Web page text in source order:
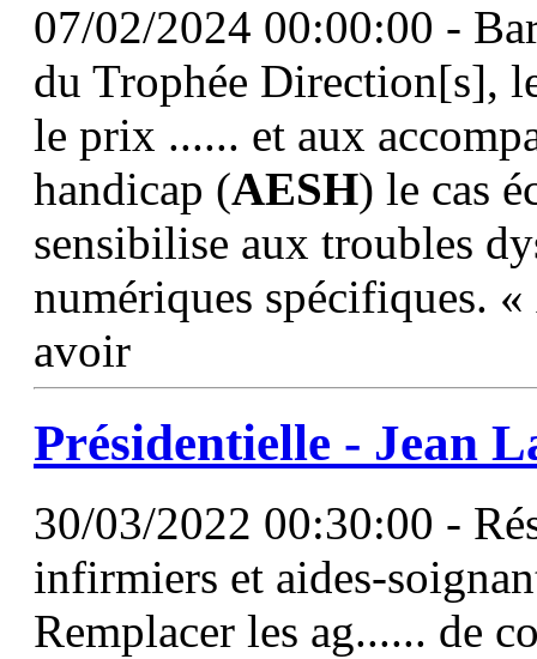
07/02/2024 00:00:00 -
du Trophée Direction[s],
le prix ...... et aux
handicap (AESH) le cas
sensibilise aux troubles
numériques spécifiques.
avoir
Présidentielle - Jean
30/03/2022 00:30:00 -
infirmiers et aides-
Remplacer les ag...... de